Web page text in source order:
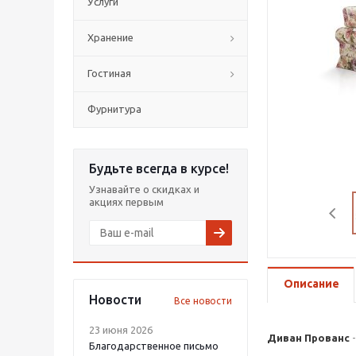
Хранение
Гостиная
Фурнитура
Будьте всегда в курсе!
Узнавайте о скидках и
акциях первым
Новости Все новости
23 июня 2026
Благодарственное письмо
Описание
Диван Прованс